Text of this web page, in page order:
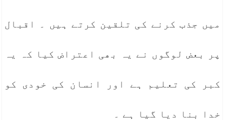
میں جذب کرنے کی تلقین کرتے ہیں ۔ اقبال
پر بعض لوگوں نے یہ بھی اعتراض کیا کہ یہ
کبر کی تعلیم ہے اور انسان کی خودی کو
خدا بنا دیا گیا ہے ۔